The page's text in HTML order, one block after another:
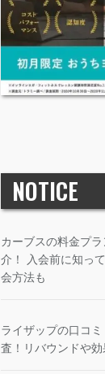
NOTICE
カーブスの料金プ
介！ 入会前に知っ
会方法も
ライザップの口コ
査！リバウンドや